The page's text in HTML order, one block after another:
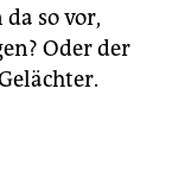
so vor,
Oder der